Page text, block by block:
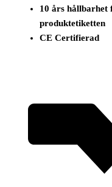
10 års hållbarhet
produktetiketten
CE Certifierad